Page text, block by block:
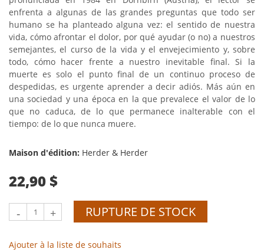
enfrenta a algunas de las grandes preguntas que todo ser
humano se ha planteado alguna vez: el sentido de nuestra
vida, cómo afrontar el dolor, por qué ayudar (o no) a nuestros
semejantes, el curso de la vida y el envejecimiento y, sobre
todo, cómo hacer frente a nuestro inevitable final. Si la
muerte es solo el punto final de un continuo proceso de
despedidas, es urgente aprender a decir adiós. Más aún en
una sociedad y una época en la que prevalece el valor de lo
que no caduca, de lo que permanece inalterable con el
tiempo: de lo que nunca muere.
Maison d'édition: Herder & Herder
22,90 $
- + RUPTURE DE STOCK
Ajouter à la liste de souhaits